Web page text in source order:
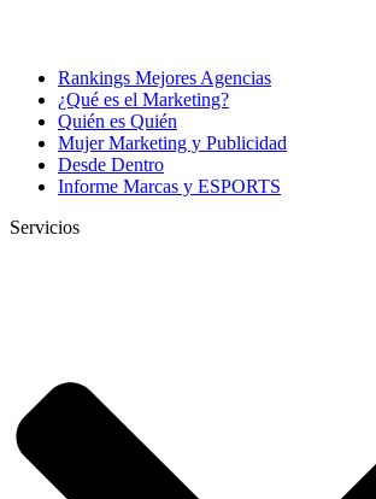
Rankings Mejores Agencias
¿Qué es el Marketing?
Quién es Quién
Mujer Marketing y Publicidad
Desde Dentro
Informe Marcas y ESPORTS
Servicios